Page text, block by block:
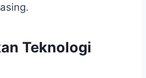
Teknologi